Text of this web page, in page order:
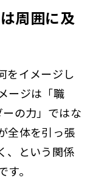
周囲に及
をイメージし
ージは「職
の力」ではな
全体を引っ張
、という関係
。